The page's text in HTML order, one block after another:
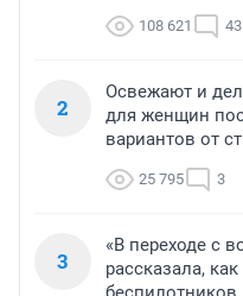
108 621 43
2
Освежают и
для женщин
вариантов от
25 795 3
3
«В переходе с
рассказала,